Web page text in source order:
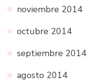
noviembre 2014
octubre 2014
septiembre 2014
agosto 2014